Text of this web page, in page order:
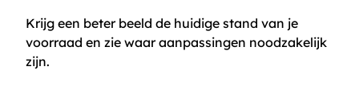
Krijg een beter beeld de huidige stand van je
voorraad en zie waar aanpassingen noodzakelijk
zijn.